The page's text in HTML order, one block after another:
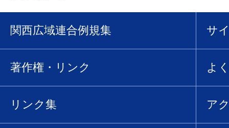
関西広域連合例規集 サ
著作権・リンク よ
リンク集 ア